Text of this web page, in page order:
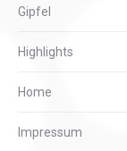
Gipfel
Highlights
Home
Impressum